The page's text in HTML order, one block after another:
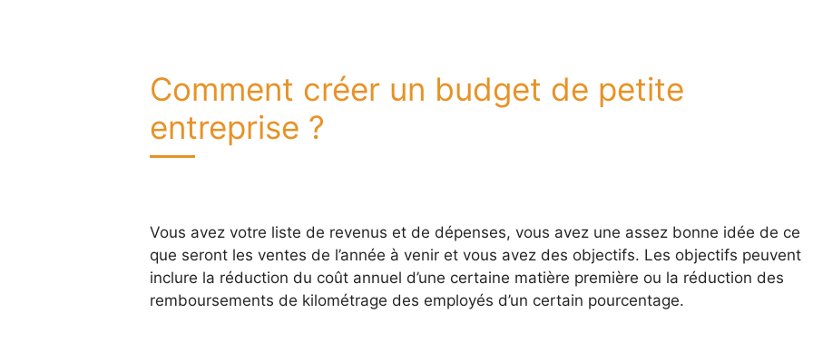
Comment créer un budget de petite
entreprise ?
Vous avez votre liste de revenus et de dépenses, vous avez une assez bonne idée de ce
que seront les ventes de l’année à venir et vous avez des objectifs. Les objectifs peuvent
inclure la réduction du coût annuel d’une certaine matière première ou la réduction des
remboursements de kilométrage des employés d’un certain pourcentage.